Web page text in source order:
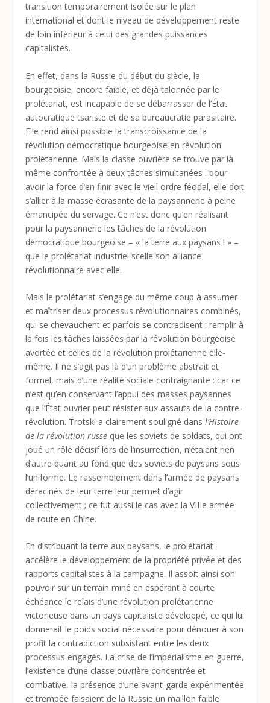
transition temporairement isolée sur le plan
international et dont le niveau de développement reste
de loin inférieur à celui des grandes puissances
capitalistes.
En effet, dans la Russie du début du siècle, la
bourgeoisie, encore faible, et déjà talonnée par le
prolétariat, est incapable de se débarrasser de l’État
autocratique tsariste et de sa bureaucratie parasitaire.
Elle rend ainsi possible la transcroissance de la
révolution démocratique bourgeoise en révolution
prolétarienne. Mais la classe ouvrière se trouve par là
même confrontée à deux tâches simultanées : pour
avoir la force d’en finir avec le vieil ordre féodal, elle doit
s’allier à la masse écrasante de la paysannerie à peine
émancipée du servage. Ce n’est donc qu’en réalisant
pour la paysannerie les tâches de la révolution
démocratique bourgeoise – « la terre aux paysans ! » –
que le prolétariat industriel scelle son alliance
révolutionnaire avec elle.
Mais le prolétariat s’engage du même coup à assumer
et maîtriser deux processus révolutionnaires combinés,
qui se chevauchent et parfois se contredisent : remplir à
la fois les tâches laissées par la révolution bourgeoise
avortée et celles de la révolution prolétarienne elle-
même. Il ne s’agit pas là d’un problème abstrait et
formel, mais d’une réalité sociale contraignante : car ce
n’est qu’en conservant l’appui des masses paysannes
que l’État ouvrier peut résister aux assauts de la contre-
révolution. Trotski a clairement souligné dansl’Histoire
de la révolution russe que les soviets de soldats, qui ont
joué un rôle décisif lors de l’insurrection, n’étaient rien
d’autre quant au fond que des soviets de paysans sous
l’uniforme. Le rassemblement dans l’armée de paysans
déracinés de leur terre leur permet d’agir
collectivement ; ce fut aussi le cas avec la VIIIe armée
de route en Chine.
En distribuant la terre aux paysans, le prolétariat
accélère le développement de la propriété privée et des
rapports capitalistes à la campagne. Il assoit ainsi son
pouvoir sur un terrain miné en espérant à courte
échéance le relais d’une révolution prolétarienne
victorieuse dans un pays capitaliste développé, ce qui lui
donnerait le poids social nécessaire pour dénouer à son
profit la contradiction subsistant entre les deux
processus engagés. La crise de l’impérialisme en guerre,
l’existence d’une classe ouvrière concentrée et
combative, la présence d’une avant-garde expérimentée
et trempée faisaient de la Russie un maillon faible